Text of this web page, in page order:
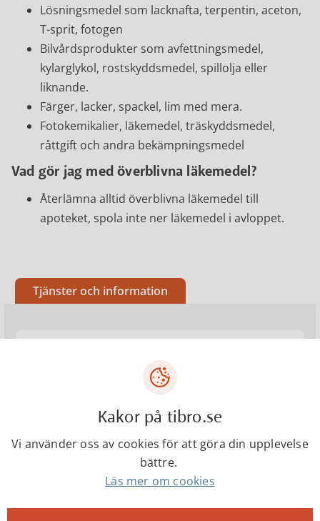
Lösningsmedel som lacknafta, terpentin, aceton,
T-sprit, fotogen
Bilvårdsprodukter som avfettningsmedel,
kylarglykol, rostskyddsmedel, spillolja eller
liknande.
Färger, lacker, spackel, lim med mera.
Fotokemikalier, läkemedel, träskyddsmedel,
råttgift och andra bekämpningsmedel
Vad gör jag med överblivna läkemedel?
Återlämna alltid överblivna läkemedel till
apoteket, spola inte ner läkemedel i avloppet.
Tjänster och information
om gemensamma avlopp
Vatten- och avloppstaxaKakor på tibro.se
Vi använder oss av cookies för att göra din upplevelse
bättre.
Läs mer om cookies